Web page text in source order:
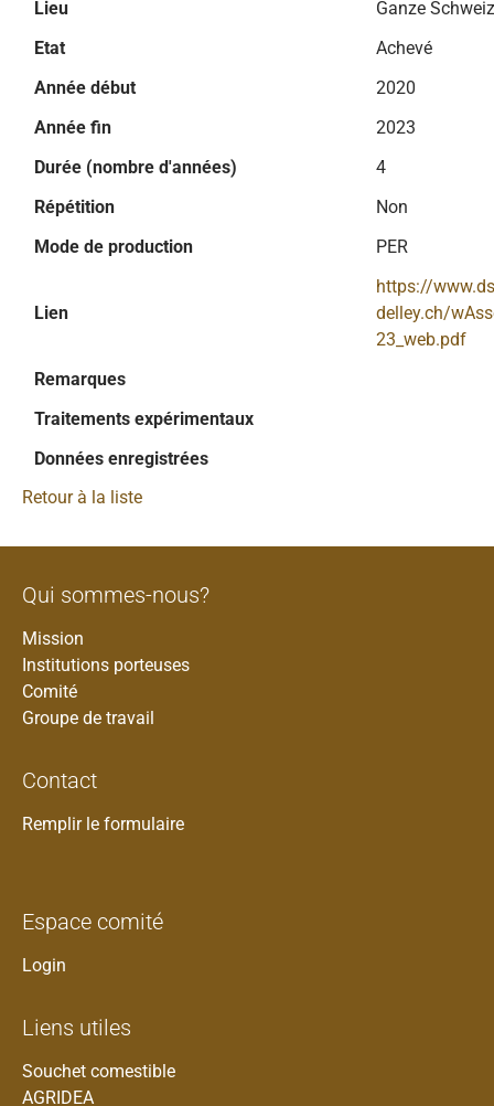
Lieu
Ganze Schweiz
Etat
Achevé
Année début
2020
Année fin
2023
Durée (nombre d'années)
4
Répétition
Non
Mode de production
PER
Lien
https://
delley.ch/
23_web.pdf
Remarques
Traitements expérimentaux
Données enregistrées
Retour à la liste
Qui sommes-nous?
Mission
Institutions porteuses
Comité
Groupe de travail
Contact
Remplir le formulaire
Espace comité
Login
Liens utiles
Souchet comestible
AGRIDEA